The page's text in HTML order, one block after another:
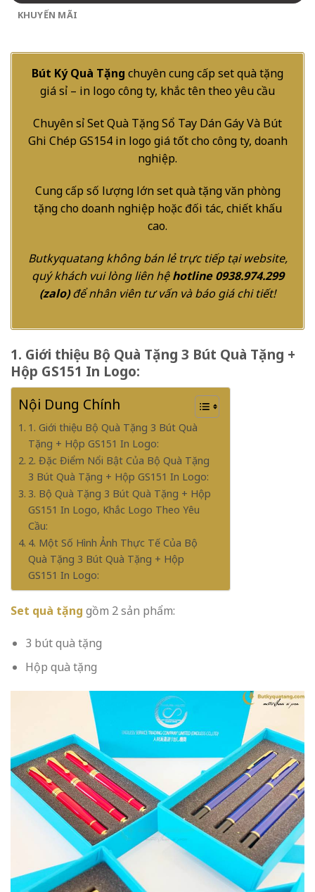
KHUYẾN MÃI
Bút Ký Quà Tặng chuyên cung cấp set quà tặng
giá sỉ – in logo công ty, khắc tên theo yêu cầu
Chuyên sỉ Set Quà Tặng Sổ Tay Dán Gáy Và Bút
Ghi Chép GS154 in logo giá tốt cho công ty, doanh
nghiệp.
Cung cấp số lượng lớn set quà tặng văn phòng
tặng cho doanh nghiệp hoặc đối tác, chiết khấu
cao.
Butkyquatang không bán lẻ trực tiếp tại website,
quý khách vui lòng liên hệhotline 0938.974.299
(zalo)để nhân viên tư vấn và báo giá chi tiết!
1. Giới thiệu Bộ Quà Tặng 3 Bút Quà Tặng +
Hộp GS151 In Logo:
Nội Dung Chính
1. Giới thiệu Bộ Quà Tặng 3 Bút Quà
Tặng + Hộp GS151 In Logo:
2. Đặc Điểm Nổi Bật Của Bộ Quà Tặng
3 Bút Quà Tặng + Hộp GS151 In Logo:
3. Bộ Quà Tặng 3 Bút Quà Tặng + Hộp
GS151 In Logo, Khắc Logo Theo Yêu
Cầu:
4. Một Số Hình Ảnh Thực Tế Của Bộ
Quà Tặng 3 Bút Quà Tặng + Hộp
GS151 In Logo:
Set quà tặng gồm 2 sản phẩm:
3 bút quà tặng
Hộp quà tặng